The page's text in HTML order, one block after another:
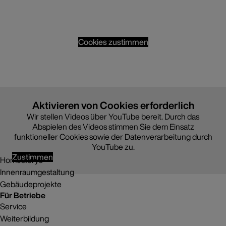
Cookies zustimmen
Aktivieren von Cookies erforderlich
Wir stellen Videos über YouTube bereit. Durch das
Abspielen des Videos stimmen Sie dem Einsatz
funktioneller Cookies sowie der Datenverarbeitung durch
YouTube zu.
Zustimmen
Homestorys
Innenraumgestaltung
Gebäudeprojekte
Für Betriebe
Service
Weiterbildung